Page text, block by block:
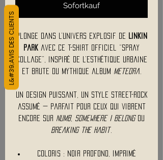
Sofortkauf
Plonge dans l’univers explosif de
Linkin
Park avec ce t-shirt officiel “Spray
Collage”, inspiré de l’esthétique urbaine
et brute du mythique album
Meteora
Un design puissant, un style street-rock
assumé — parfait pour ceux qui vibrent
encore sur Numb, Somewhere I Belongou
Breaking the Habit
Coloris : noir profond, imprimé
L&#39;AVIS DES CLIENTS